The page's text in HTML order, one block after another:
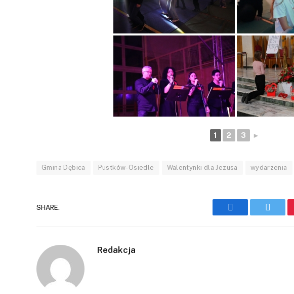
1 2 3 ►
Gmina Dębica Pustków-Osiedle Walentynki dla Jezusa wydarzenia
SHARE.
Facebook Twitter
Redakcja